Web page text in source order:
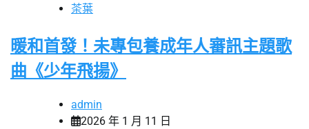
茶葉
暖和首發！未專包養成年人審訊主題歌
曲《少年飛揚》
admin
2026 年 1 月 11 日